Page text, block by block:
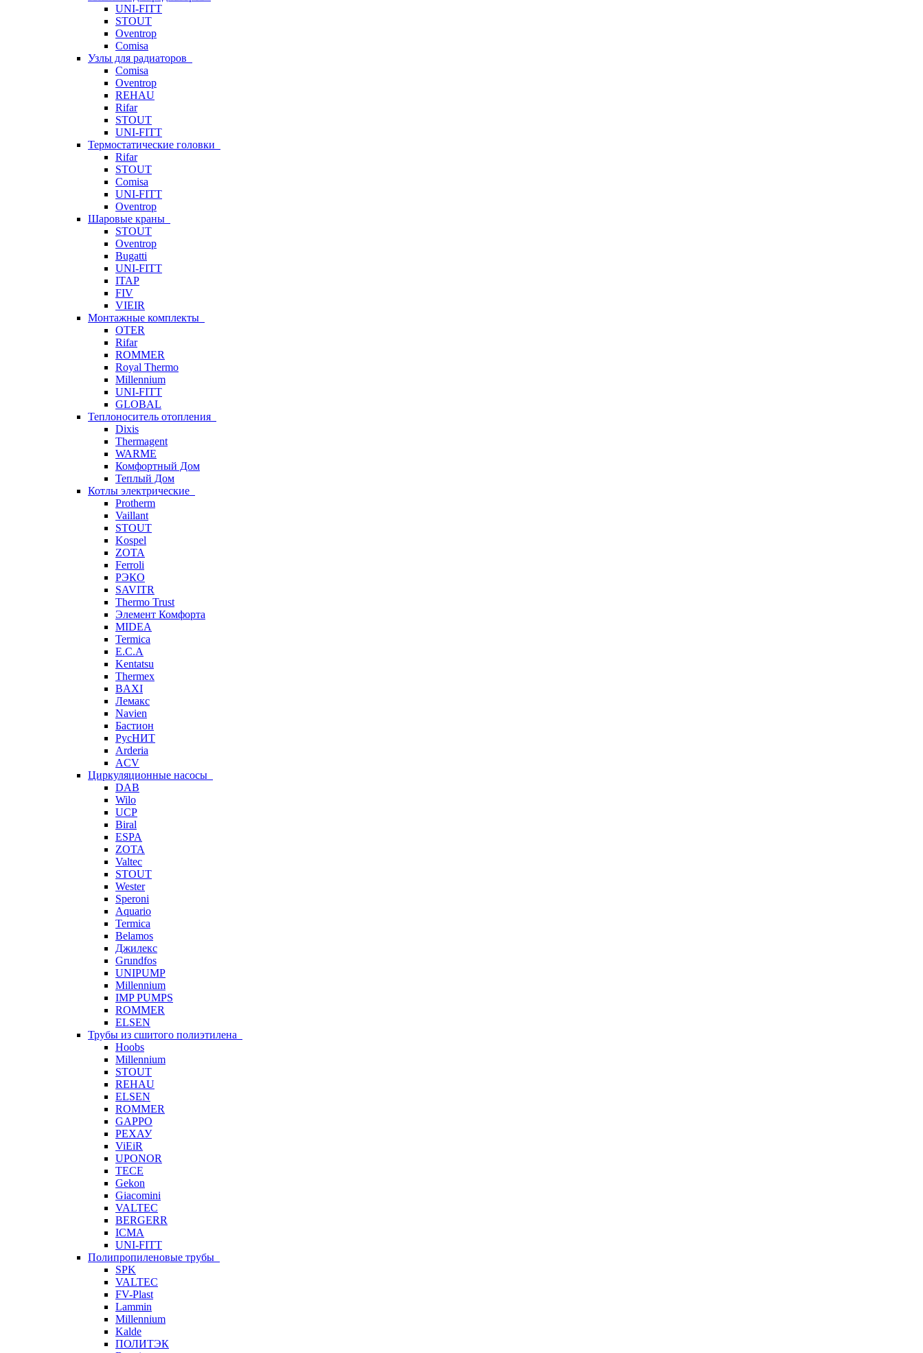
UNI-FITT
STOUT
Oventrop
Comisa
Узлы для радиаторов
Comisa
Oventrop
REHAU
Rifar
STOUT
UNI-FITT
Термостатические головки
Rifar
STOUT
Comisa
UNI-FITT
Oventrop
Шаровые краны
STOUT
Oventrop
Bugatti
UNI-FITT
ITAP
FIV
VIEIR
Монтажные комплекты
OTER
Rifar
ROMMER
Royal Thermo
Millennium
UNI-FITT
GLOBAL
Теплоноситель отопления
Dixis
Thermagent
WARME
Комфортный Дом
Теплый Дом
Котлы электрические
Protherm
Vaillant
STOUT
Kospel
ZOTA
Ferroli
РЭКО
SAVITR
Thermo Trust
Элемент Комфорта
MIDEA
Termica
E.C.A
Kentatsu
Thermex
BAXI
Лемакс
Navien
Бастион
РусНИТ
Arderia
ACV
Циркуляционные насосы
DAB
Wilo
UCP
Biral
ESPA
ZOTA
Valtec
STOUT
Wester
Speroni
Aquario
Termica
Belamos
Джилекс
Grundfos
UNIPUMP
Millennium
IMP PUMPS
ROMMER
ELSEN
Трубы из сшитого полиэтилена
Hoobs
Millennium
STOUT
REHAU
ELSEN
ROMMER
GAPPO
РЕХАУ
ViEiR
UPONOR
TECE
Gekon
Giacomini
VALTEC
BERGERR
ICMA
UNI-FITT
Полипропиленовые трубы
SPK
VALTEC
FV-Plast
Lammin
Millennium
Kalde
ПОЛИТЭК